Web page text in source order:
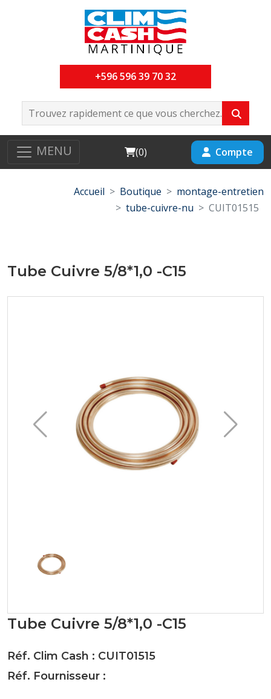
+596 596 39 70 32
MENU Cart
(0) Compte
Accueil Boutique
montage-entretien
tube-cuivre-nu
CUIT01515
Tube Cuivre 5/8*1,0 -C15
Tube Cuivre 5/8*1,0 -C15
Réf. Clim Cash : CUIT01515
Réf. Fournisseur :